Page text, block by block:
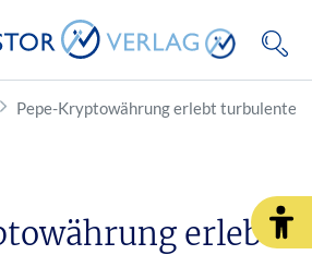
Pepe-Kryptowährung erlebt turbulente
erlebt